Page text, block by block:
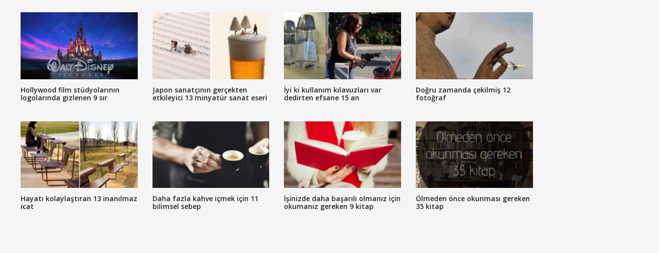
Hollywood film stüdyolarının
logolarında gizlenen 9 sır
Japon sanatçının gerçekten
etkileyici 13 minyatür sanat eseri
İyi ki kullanım kılavuzları var
dedirten efsane 15 an
Doğru zamanda çekilmiş 12
fotoğraf
Hayatı kolaylaştıran 13 inanılmaz
icat
Daha fazla kahve içmek için 11
bilimsel sebep
İşinizde daha başarılı olmanız için
okumanız gereken 9 kitap
Ölmeden önce okunması gereken
35 kitap